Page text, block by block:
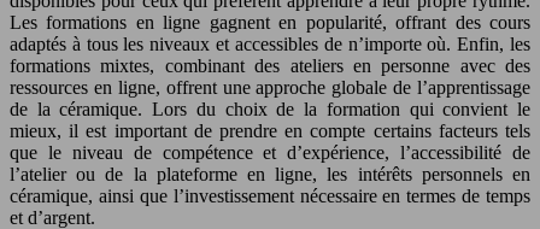
Les formations en ligne gagnent en popularité, offrant des cours
adaptés à tous les niveaux et accessibles de n’importe où. Enfin, les
formations mixtes, combinant des ateliers en personne avec des
ressources en ligne, offrent une approche globale de l’apprentissage
de la céramique. Lors du choix de la formation qui convient le
mieux, il est important de prendre en compte certains facteurs tels
que le niveau de compétence et d’expérience, l’accessibilité de
l’atelier ou de la plateforme en ligne, les intérêts personnels en
céramique, ainsi que l’investissement nécessaire en termes de temps
et d’argent.